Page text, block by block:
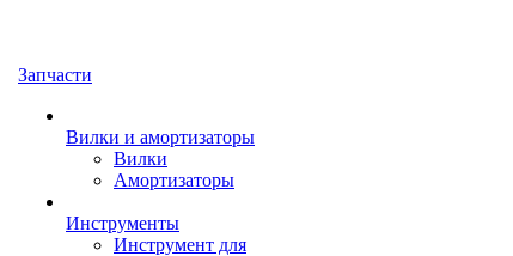
Запчасти
Вилки и амортизаторы
Вилки
Амортизаторы
Инструменты
Инструмент для